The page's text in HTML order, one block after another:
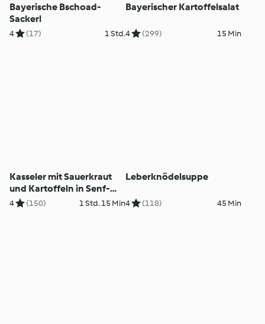
Bayerische Bschoad-
Sackerl
4 (17) 1 Std.
Bayerischer Kartoffelsalat
4 (299) 15 Min
Kasseler mit Sauerkraut
und Kartoffeln in Senf-
Wein-Sauce
4 (150) 1 Std. 15 Min
Leberknödelsuppe
4 (118) 45 Min